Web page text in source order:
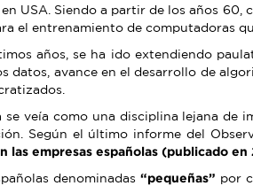
USA. Siendo a partir de los años 60,
el entrenamiento de computadoras
años, se ha ido extendiendo
datos, avance en el desarrollo de
veía como una disciplina lejana de
Según el último informe del
las empresas españolas (publicado en
denominadas“pequeñas” por